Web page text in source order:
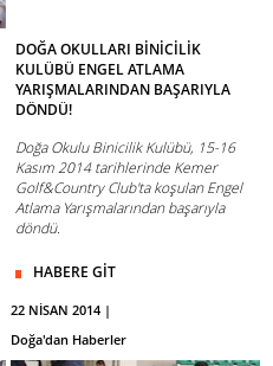
DOĞA OKULLARI BİNİCİLİK
KULÜBÜ ENGEL ATLAMA
YARIŞMALARINDAN BAŞARIYLA
DÖNDÜ!
Doğa Okulu Binicilik Kulübü, 15-16
Kasım 2014 tarihlerinde Kemer
Golf&Country Club'ta koşulan Engel
Atlama Yarışmalarından başarıyla
döndü.
HABERE GİT
22 NİSAN 2014 |
Doğa'dan Haberler